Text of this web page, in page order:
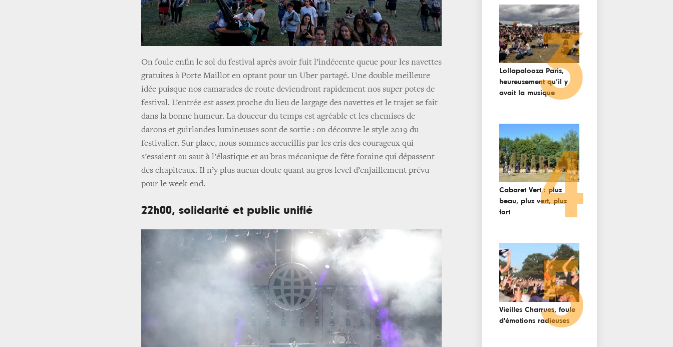
On foule enfin le sol du festival après avoir fuit l’indécente queue pour les navettes
gratuites à Porte Maillot en optant pour un Uber partagé. Une double meilleure
idée puisque nos camarades de route deviendront rapidement nos super potes de
festival. L’entrée est assez proche du lieu de largage des navettes et le trajet se fait
dans la bonne humeur. La douceur du temps est agréable et les chemises de
darons et guirlandes lumineuses sont de sortie : on découvre le style 2019 du
festivalier. Sur place, nous sommes accueillis par les cris des courageux qui
s’essaient au saut à l’élastique et au bras mécanique de fête foraine qui dépassent
des chapiteaux. Il n’y plus aucun doute quant au gros level d’enjaillement prévu
pour le week-end.
22h00, solidarité et public unifié
Lollapalooza Paris,
heureusement qu’il y
avait la musique3
Cabaret Vert : plus
beau, plus vert, plus
fort
4
Vieilles Charrues, foule
d'émotions radieuses
5